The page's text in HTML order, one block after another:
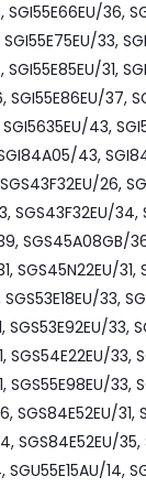
SGI55E66EU/36,
33,
SGI55E85EU/31,
SGI55E86EU/37,
43,
43,
26,
SGS43F32EU/
SGS45A08GB/
SGS45N22EU/31,
SGS53E18EU/33,
SGS53E92EU/33,
SGS54E22EU/33,
SGS55E98EU/33,
SGS84E52EU/31,
SGS84E52EU/
SGU55E15AU/14,